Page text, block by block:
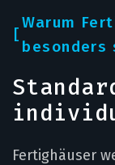
Warum
besonders
Fertighäuser